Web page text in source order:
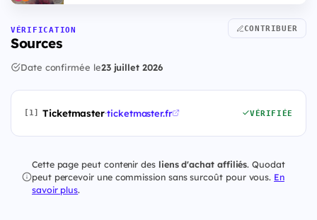
VÉRIFICATION
Sources
CONTRIBUER
Date confirmée le23 juillet 2026
[1] Ticketmaster·ticketmaster.fr VÉRIFIÉE
Cette page peut contenir des liens d'achat affiliés. Quodat
peut percevoir une commission sans surcoût pour vous. En
savoir plus.